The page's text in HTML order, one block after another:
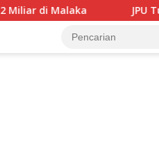
JPU Tuntut 4 Terdakwa Korupsi